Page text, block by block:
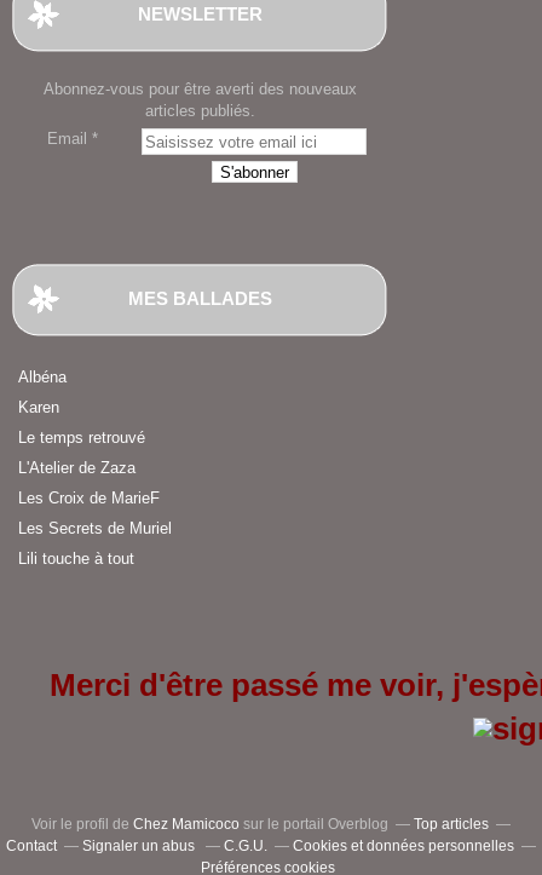
NEWSLETTER
Abonnez-vous pour être averti des nouveaux
articles publiés.
Email
MES BALLADES
Albéna
Karen
Le temps retrouvé
L'Atelier de Zaza
Les Croix de MarieF
Les Secrets de Muriel
Lili touche à tout
Merci d'être passé me voir,
Voir le profil de Chez Mamicoco sur le portail Overblog
Top articles
Contact
Signaler un abus C.G.U.
Cookies et données personnelles
Préférences cookies